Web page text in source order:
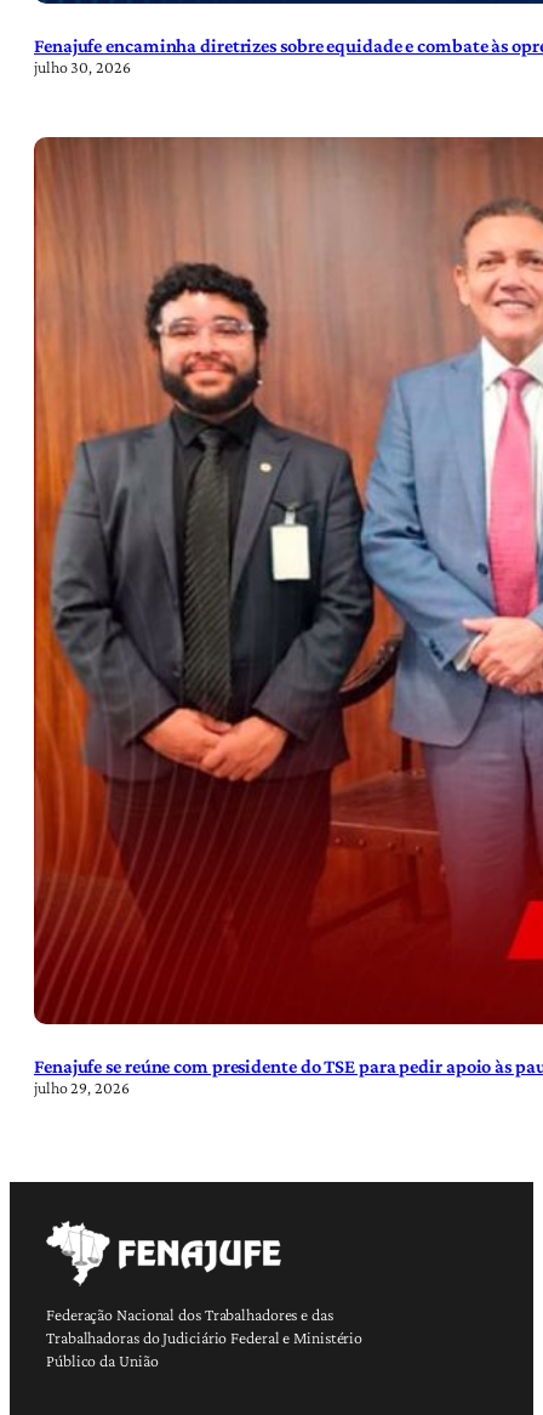
Fenajufe encaminha diretrizes sobre equidade e combate às
julho 30, 2026
Fenajufe se reúne com presidente do TSE para pedir apoio às
julho 29, 2026
Federação Nacional dos Trabalhadores e das
Trabalhadoras do Judiciário Federal e Ministério
Público da União